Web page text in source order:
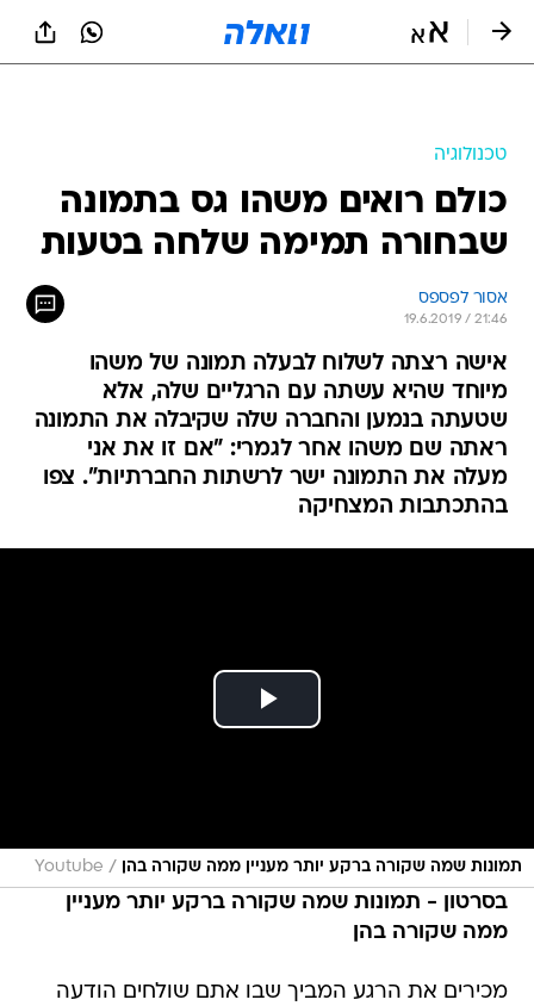
טכנולוגיה
כולם רואים משהו גס בתמונה
שבחורה תמימה שלחה בטעות
אסור לפספס
19.6.2019 / 21:46
אישה רצתה לשלוח לבעלה תמונה של משהו
מיוחד שהיא עשתה עם הרגליים שלה, אלא
שטעתה בנמען והחברה שלה שקיבלה את התמונה
ראתה שם משהו אחר לגמרי: "אם זו את אני
מעלה את התמונה ישר לרשתות החברתיות". צפו
בהתכתבות המצחיקה
תמונות שמה שקורה ברקע יותר מעניין ממה שקורה בהן /
Youtube
בסרטון - תמונות שמה שקורה ברקע יותר מעניין
ממה שקורה בהן
מכירים את הרגע המביך שבו אתם שולחים הודעה